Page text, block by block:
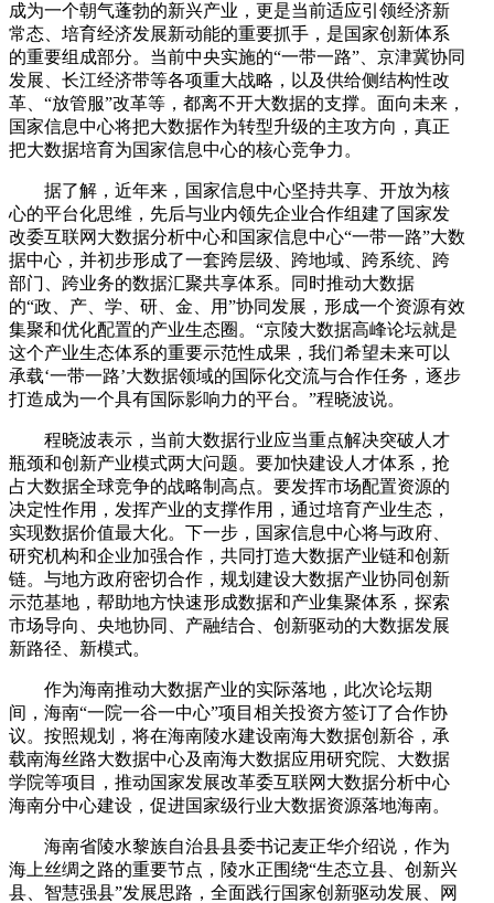
成为一个朝气蓬勃的新兴产业，更是当前适应引领经济新
常态、培育经济发展新动能的重要抓手，是国家创新体系
的重要组成部分。当前中央实施的“一带一路”、京津冀协同
发展、长江经济带等各项重大战略，以及供给侧结构性改
革、“放管服”改革等，都离不开大数据的支撑。面向未来，
国家信息中心将把大数据作为转型升级的主攻方向，真正
把大数据培育为国家信息中心的核心竞争力。
据了解，近年来，国家信息中心坚持共享、开放为核
心的平台化思维，先后与业内领先企业合作组建了国家发
改委互联网大数据分析中心和国家信息中心“一带一路”大数
据中心，并初步形成了一套跨层级、跨地域、跨系统、跨
部门、跨业务的数据汇聚共享体系。同时推动大数据
的“政、产、学、研、金、用”协同发展，形成一个资源有效
集聚和优化配置的产业生态圈。“京陵大数据高峰论坛就是
这个产业生态体系的重要示范性成果，我们希望未来可以
承载‘一带一路’大数据领域的国际化交流与合作任务，逐步
打造成为一个具有国际影响力的平台。”程晓波说。
程晓波表示，当前大数据行业应当重点解决突破人才
瓶颈和创新产业模式两大问题。要加快建设人才体系，抢
占大数据全球竞争的战略制高点。要发挥市场配置资源的
决定性作用，发挥产业的支撑作用，通过培育产业生态，
实现数据价值最大化。下一步，国家信息中心将与政府、
研究机构和企业加强合作，共同打造大数据产业链和创新
链。与地方政府密切合作，规划建设大数据产业协同创新
示范基地，帮助地方快速形成数据和产业集聚体系，探索
市场导向、央地协同、产融结合、创新驱动的大数据发展
新路径、新模式。
作为海南推动大数据产业的实际落地，此次论坛期
间，海南“一院一谷一中心”项目相关投资方签订了合作协
议。按照规划，将在海南陵水建设南海大数据创新谷，承
载南海丝路大数据中心及南海大数据应用研究院、大数据
学院等项目，推动国家发展改革委互联网大数据分析中心
海南分中心建设，促进国家级行业大数据资源落地海南。
海南省陵水黎族自治县县委书记麦正华介绍说，作为
海上丝绸之路的重要节点，陵水正围绕“生态立县、创新兴
县、智慧强县”发展思路，全面践行国家创新驱动发展、网